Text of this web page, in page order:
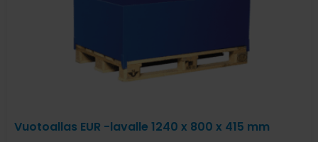
Vuotoallas EUR -lavalle 1240 x 800 x 415 mm